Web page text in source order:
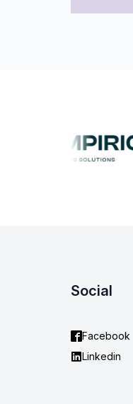
Social
Facebook
Linkedin